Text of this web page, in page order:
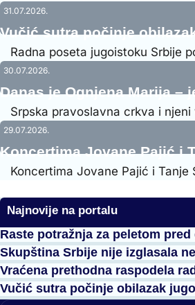
31.07.2026.
Vučić sutra počinje
Radna poseta jugoistoku Srbije
30.07.2026.
Danas je Ognjena Marija
Srpska pravoslavna crkva i
29.07.2026.
Koncertima Jovane Pajić i
Koncertima Jovane Pajić i
Najnovije na portalu
Raste potražnja za peletom
Skupština Srbije nije izglasala
Vraćena prethodna raspodela
Vučić sutra počinje obilazak